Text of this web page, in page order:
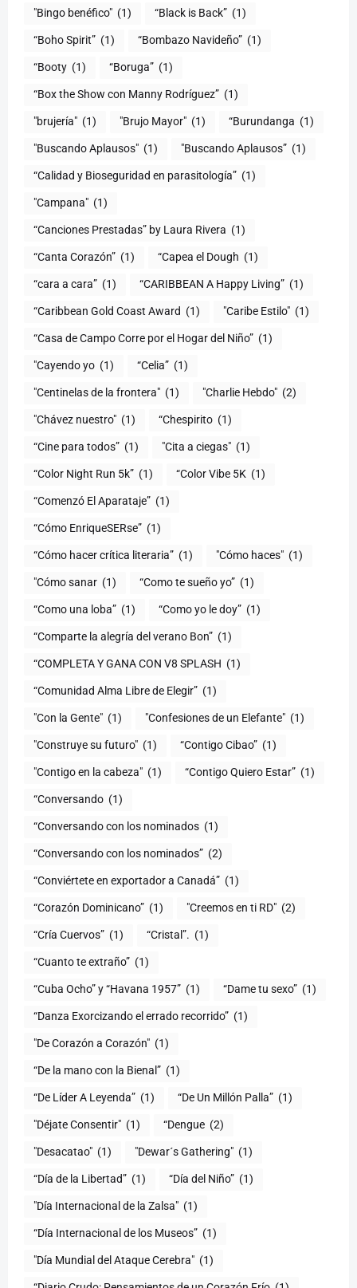
"Bingo benéfico" (1) “Black is Back” (1)
“Boho Spirit” (1) “Bombazo Navideño” (1)
“Booty (1) “Boruga” (1)
“Box the Show con Manny Rodríguez” (1)
"brujería" (1) "Brujo Mayor" (1) “Burundanga (1)
"Buscando Aplausos" (1) "Buscando Aplausos” (1)
(1)
"Campana" (1)
“Canciones Prestadas” by Laura Rivera (1)
“Canta Corazón” (1) “Capea el Dough (1)
“cara a cara” (1) “CARIBBEAN A Happy Living” (1)
(1) "Caribe Estilo" (1)
“Casa de Campo Corre por el Hogar del Niño” (1)
"Cayendo yo (1) (1)
"Centinelas de la frontera" (1) "Charlie Hebdo" (2)
"Chávez nuestro" (1) “Chespirito (1)
“Cine para todos” (1) "Cita a ciegas" (1)
“Color Night Run 5k” (1) “Color Vibe 5K (1)
“Comenzó El Aparataje” (1)
“Cómo EnriqueSERse” (1)
(1) "Cómo haces" (1)
"Cómo sanar (1) “Como te sueño yo” (1)
“Como una loba” (1) “Como yo le doy” (1)
“Comparte la alegría del verano Bon” (1)
“COMPLETA Y GANA CON V8 SPLASH (1)
“Comunidad Alma Libre de Elegir” (1)
"Con la Gente" (1) "Confesiones de un Elefante" (1)
"Construye su futuro" (1) “Contigo Cibao” (1)
"Contigo en la cabeza" (1) “Contigo Quiero Estar” (1)
“Conversando (1)
“Conversando con los nominados (1)
“Conversando con los nominados” (2)
“Conviértete en exportador a Canadá” (1)
“Corazón Dominicano” (1) "Creemos en ti RD" (2)
“Cría Cuervos” (1) “Cristal”. (1)
“Cuanto te extraño” (1)
“Cuba Ocho” y “Havana 1957” (1) “Dame tu sexo” (1)
“Danza Exorcizando el errado recorrido” (1)
"De Corazón a Corazón" (1)
(1)
“De Líder A Leyenda” (1) “De Un Millón Palla” (1)
"Déjate Consentir" (1) “Dengue (2)
"Desacatao" (1) "Dewar´s Gathering" (1)
(1) “Día del Niño” (1)
"Día Internacional de la Zalsa" (1)
“Día Internacional de los Museos” (1)
"Día Mundial del Ataque Cerebra" (1)